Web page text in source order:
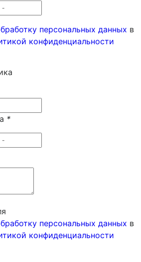
персональных данных в
конфиденциальности
*
персональных данных в
конфиденциальности